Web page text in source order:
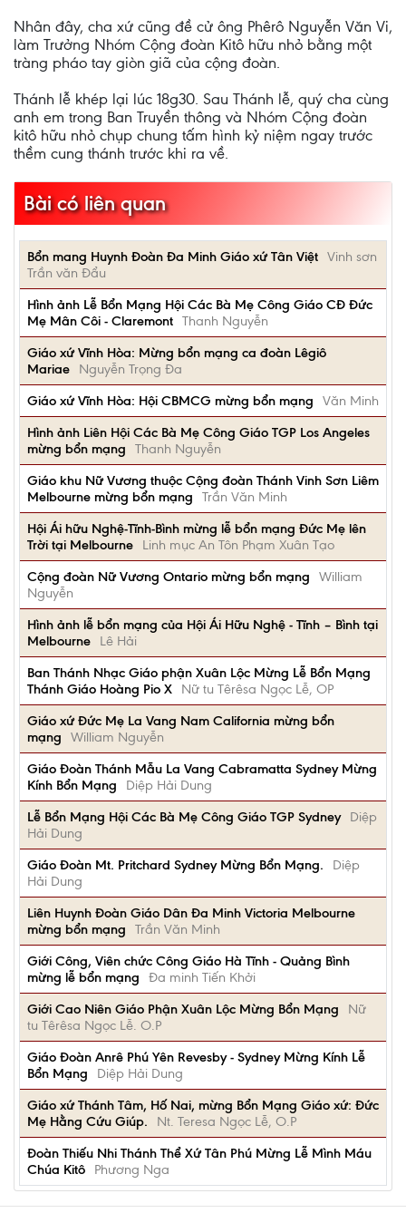
Nhân đây, cha xứ cũng đề cử ông Phêrô Nguyễn Văn Vi,
làm Trưởng Nhóm Cộng đoàn Kitô hữu nhỏ bằng một
tràng pháo tay giòn giã của cộng đoàn.
Thánh lễ khép lại lúc 18g30. Sau Thánh lễ, quý cha cùng
anh em trong Ban Truyền thông và Nhóm Cộng đoàn
kitô hữu nhỏ chụp chung tấm hình kỷ niệm ngay trước
thềm cung thánh trước khi ra về.
Bài có liên quan
Bổn mang Huynh Đoàn Đa Minh Giáo xứ Tân Việt Vinh sơn
Trần văn Đẩu
Hình ảnh Lễ Bổn Mạng Hội Các Bà Mẹ Công Giáo CĐ Đức
Mẹ Mân Côi - Claremont Thanh Nguyễn
Giáo xứ Vĩnh Hòa: Mừng bổn mạng ca đoàn Lêgiô
Mariae
Nguyễn Trọng Đa
Giáo xứ Vĩnh Hòa: Hội CBMCG mừng bổn mạng
Văn Minh
Hình ảnh Liên Hội Các Bà Mẹ Công Giáo TGP Los Angeles
mừng bổn mạng
Thanh Nguyễn
Giáo khu Nữ Vương thuộc Cộng đoàn Thánh Vinh Sơn Liêm
Melbourne mừng bổn mạng
Trần Văn Minh
Hội Ái hữu Nghệ-Tĩnh-Bình mừng lễ bổn mạng Đức Mẹ lên
Trời tại Melbourne
Linh mục An Tôn Phạm Xuân Tạo
Cộng đoàn Nữ Vương Ontario mừng bổn mạng
William
Nguyễn
Hình ảnh lễ bổn mạng của Hội Ái Hữu Nghệ - Tĩnh – Bình tại
Melbourne
Lê Hải
Ban Thánh Nhạc Giáo phận Xuân Lộc Mừng Lễ Bổn Mạng
Thánh Giáo Hoàng Pio X
Nữ tu Têrêsa Ngọc Lễ, OP
Giáo xứ Đức Mẹ La Vang Nam California mừng bổn
mạng
William Nguyễn
Giáo Đoàn Thánh Mẫu La Vang Cabramatta Sydney Mừng
Kính Bổn Mạng
Diệp Hải Dung
Lễ Bổn Mạng Hội Các Bà Mẹ Công Giáo TGP Sydney
Diệp
Hải Dung
Giáo Đoàn Mt. Pritchard Sydney Mừng Bổn Mạng.
Diệp
Hải Dung
Liên Huynh Đoàn Giáo Dân Đa Minh Victoria Melbourne
mừng bổn mạng
Trần Văn Minh
Giới Công, Viên chức Công Giáo Hà Tĩnh - Quảng Bình
mừng lễ bổn mạng
Đa minh Tiến Khởi
Giới Cao Niên Giáo Phận Xuân Lộc Mừng Bổn Mạng
Nữ
tu Têrêsa Ngọc Lễ. O.P
Giáo Đoàn Anrê Phú Yên Revesby - Sydney Mừng Kính Lễ
Bổn Mạng
Diệp Hải Dung
Giáo xứ Thánh Tâm, Hố Nai, mừng Bổn Mạng Giáo xứ: Đức
Mẹ Hằng Cứu Giúp.
Nt. Teresa Ngọc Lễ, O.P
Đoàn Thiếu Nhi Thánh Thể Xứ Tân Phú Mừng Lễ Mình Máu
Chúa Kitô
Phương Nga